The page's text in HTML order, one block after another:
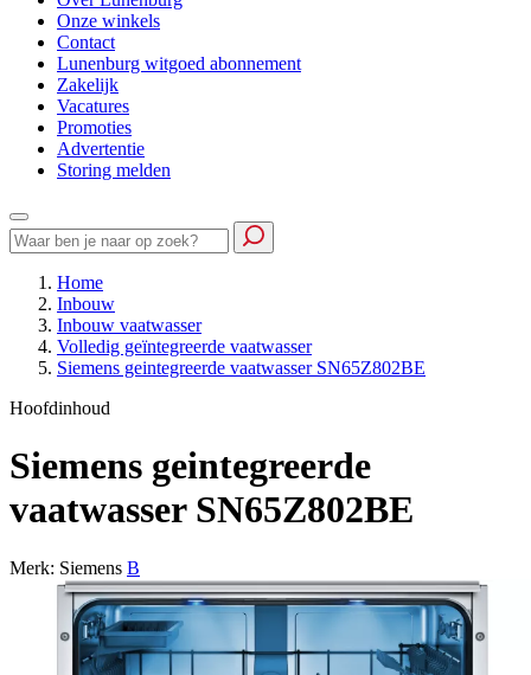
Onze winkels
Contact
Lunenburg witgoed abonnement
Zakelijk
Vacatures
Promoties
Advertentie
Storing melden
Home
Inbouw
Inbouw vaatwasser
Volledig geïntegreerde vaatwasser
Siemens geintegreerde vaatwasser SN65Z802BE
Hoofdinhoud
Siemens geintegreerde
vaatwasser SN65Z802BE
Merk: Siemens B